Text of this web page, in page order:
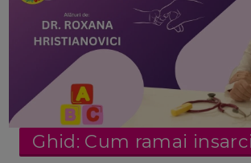
Ghid: Cum ramai